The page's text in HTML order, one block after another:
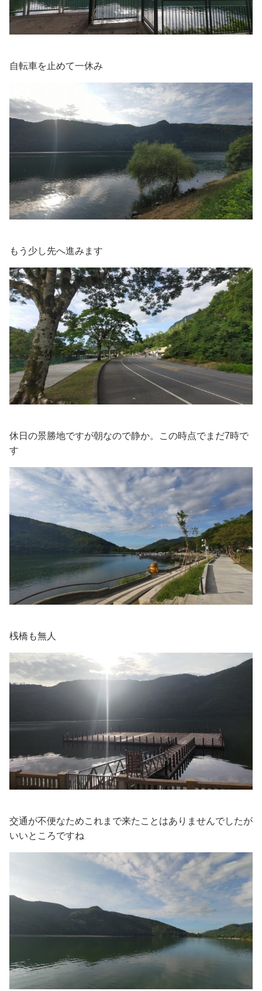
自転車を止めて一休み
もう少し先へ進みます
休日の景勝地ですが朝なので静か。この時点でまだ7時で
す
桟橋も無人
交通が不便なためこれまで来たことはありませんでしたが
いいところですね